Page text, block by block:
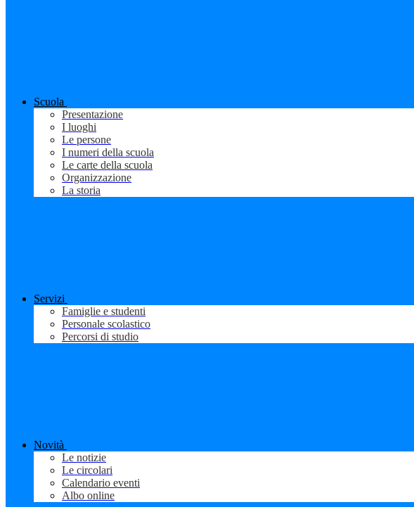
Scuola
Presentazione
I luoghi
Le persone
I numeri della scuola
Le carte della scuola
Organizzazione
La storia
Servizi
Famiglie e studenti
Personale scolastico
Percorsi di studio
Novità
Le notizie
Le circolari
Calendario eventi
Albo online